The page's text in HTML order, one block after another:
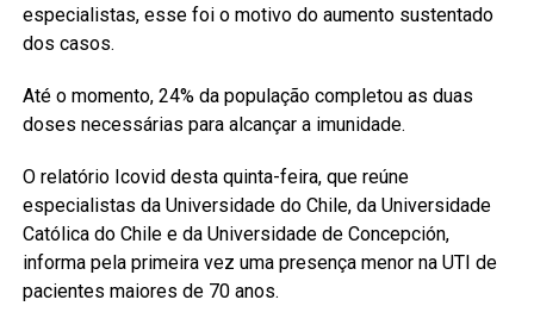
especialistas, esse foi o motivo do aumento sustentado
dos casos.
Até o momento, 24% da população completou as duas
doses necessárias para alcançar a imunidade.
O relatório Icovid desta quinta-feira, que reúne
especialistas da Universidade do Chile, da Universidade
Católica do Chile e da Universidade de Concepción,
informa pela primeira vez uma presença menor na UTI de
pacientes maiores de 70 anos.